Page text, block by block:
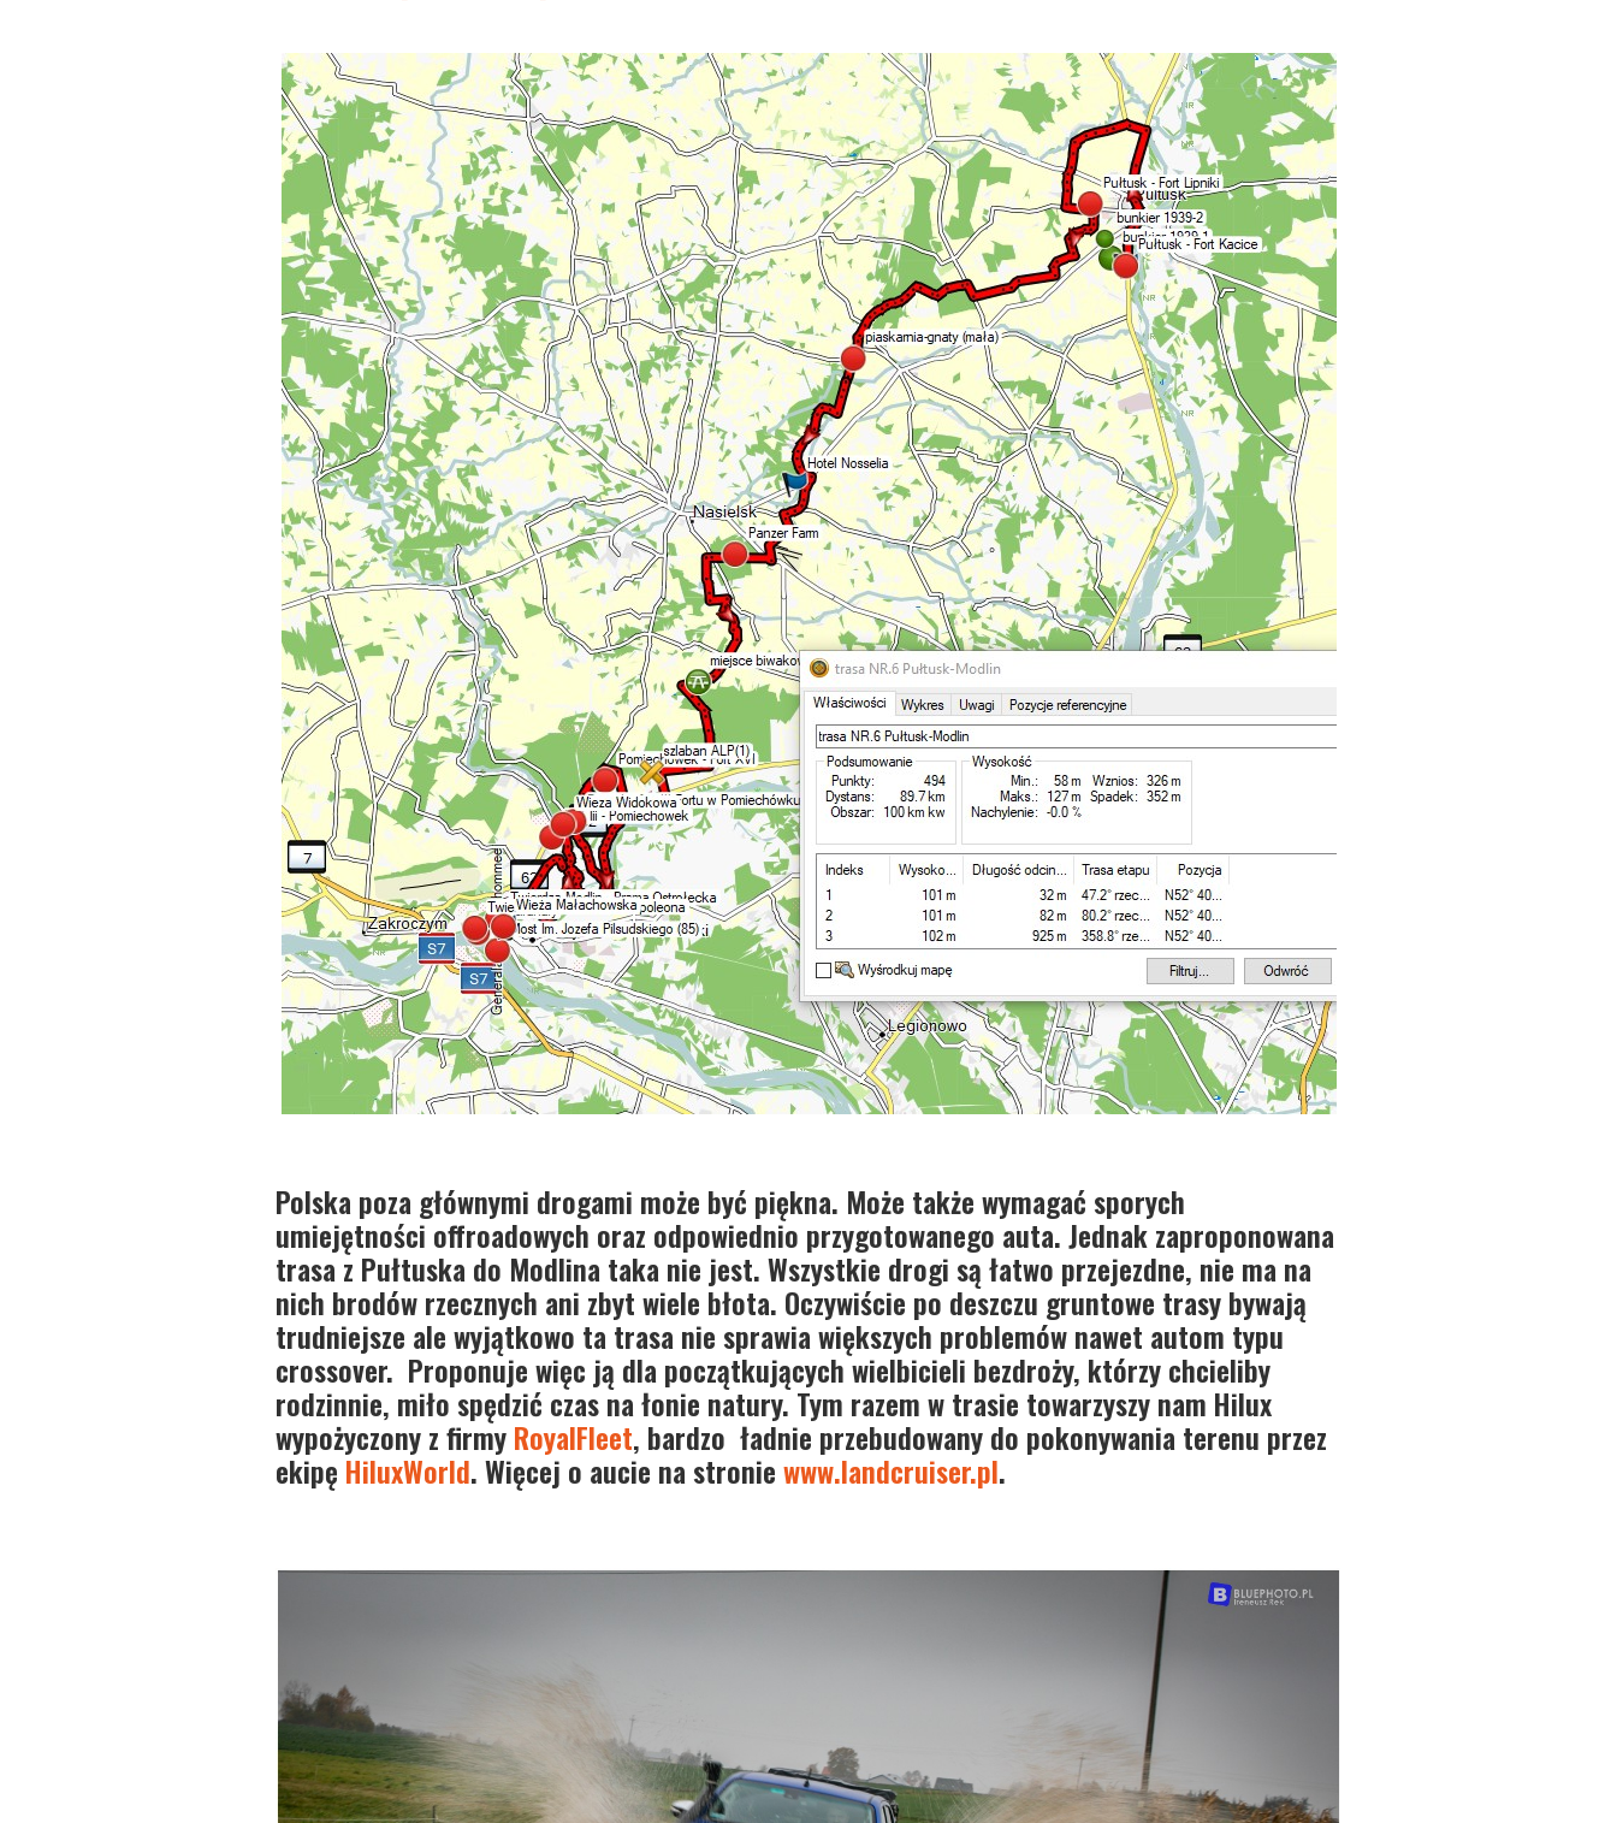
Polska poza głównymi drogami może być piękna. Może także wymagać sporych
umiejętności offroadowych oraz odpowiednio przygotowanego auta. Jednak zaproponowana
trasa z Pułtuska do Modlina taka nie jest. Wszystkie drogi są łatwo przejezdne, nie ma na
nich brodów rzecznych ani zbyt wiele błota. Oczywiście po deszczu gruntowe trasy bywają
trudniejsze ale wyjątkowo ta trasa nie sprawia większych problemów nawet autom typu
crossover. Proponuje więc ją dla początkujących wielbicieli bezdroży, którzy chcieliby
rodzinnie, miło spędzić czas na łonie natury. Tym razem w trasie towarzyszy nam Hilux
wypożyczony z firmy RoyalFleet, bardzo ładnie przebudowany do pokonywania terenu przez
ekipę HiluxWorld. Więcej o aucie na stronie www.landcruiser.pl.